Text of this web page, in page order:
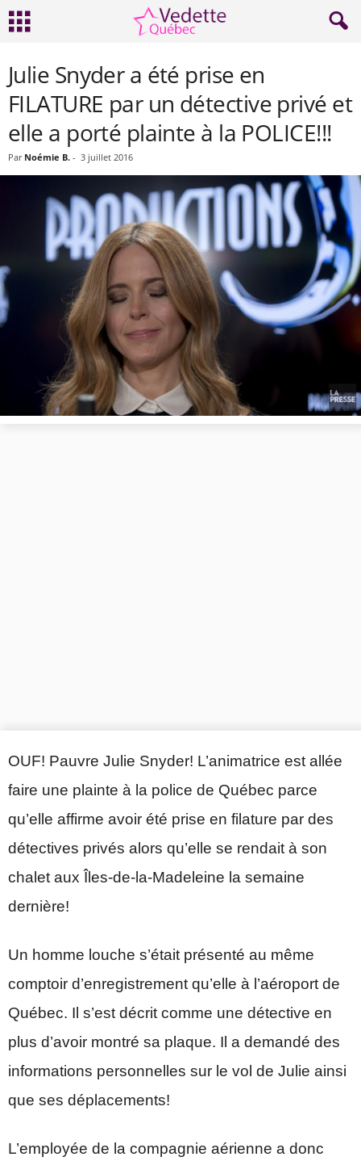
Julie Snyder a été prise en
FILATURE par un détective privé et
elle a porté plainte à la POLICE!!!
Par Noémie B. - 3 juillet 2016
OUF! Pauvre Julie Snyder! L’animatrice est allée
faire une plainte à la police de Québec parce
qu’elle affirme avoir été prise en filature par des
détectives privés alors qu’elle se rendait à son
chalet aux Îles-de-la-Madeleine la semaine
dernière!
Un homme louche s’était présenté au même
comptoir d’enregistrement qu’elle à l’aéroport de
Québec. Il s’est décrit comme une détective en
plus d’avoir montré sa plaque. Il a demandé des
informations personnelles sur le vol de Julie ainsi
que ses déplacements!
L’employée de la compagnie aérienne a donc